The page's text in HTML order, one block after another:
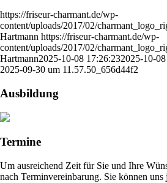
https://friseur-charmant.de/wp-
content/uploads/2017/02/
Hartmann https://friseur-charmant.de/wp-
content/uploads/2017/02/
Hartmann2025-10-08 17:26:232025-10-
2025-09-30 um 11.57.50_656d44f2
Ausbildung
Termine
Um ausreichend Zeit für Sie und Ihre
nach Terminvereinbarung. Sie können uns